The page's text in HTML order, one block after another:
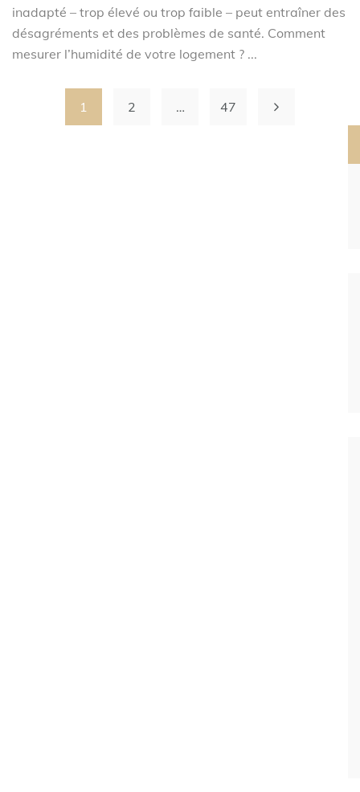
inadapté – trop élevé ou trop faible – peut entraîner des
désagréments et des problèmes de santé. Comment
mesurer l’humidité de votre logement ? ...
1 2 … 47